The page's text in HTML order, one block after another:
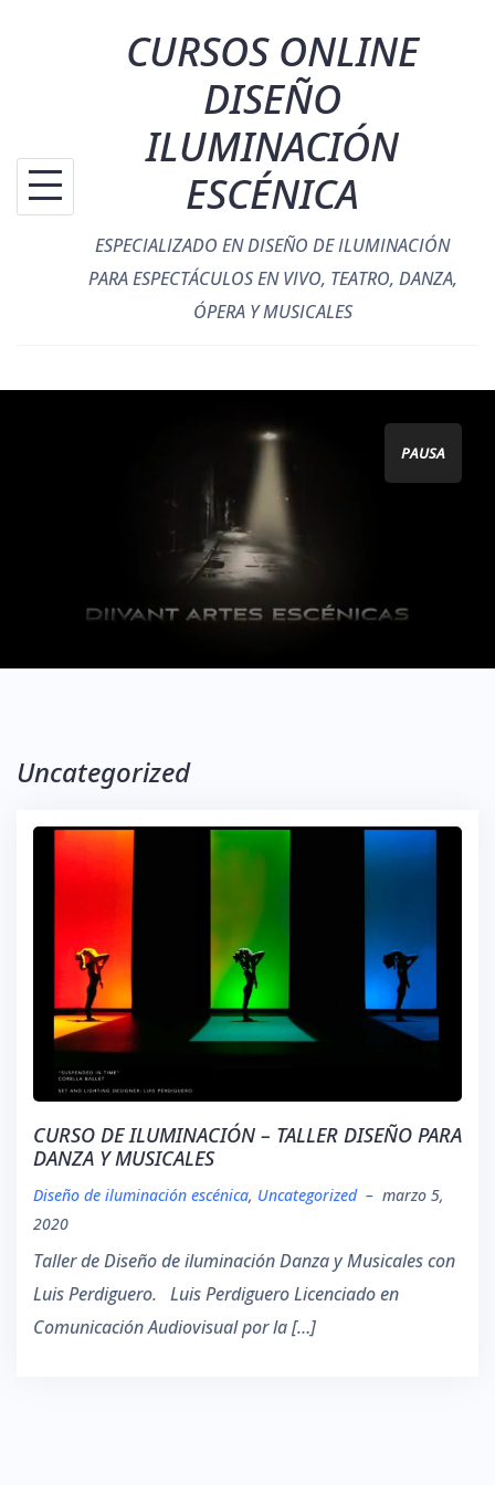
CURSOS ONLINE
DISEÑO
ILUMINACIÓN
ESCÉNICA
ESPECIALIZADO EN DISEÑO DE ILUMINACIÓN
PARA ESPECTÁCULOS EN VIVO, TEATRO, DANZA,
ÓPERA Y MUSICALES
PAUSA
Uncategorized
CURSO DE ILUMINACIÓN – TALLER DISEÑO PARA
DANZA Y MUSICALES
Diseño de iluminación escénica, Uncategorized – marzo 5,
2020
Taller de Diseño de iluminación Danza y Musicales con
Luis Perdiguero. Luis Perdiguero Licenciado en
Comunicación Audiovisual por la […]